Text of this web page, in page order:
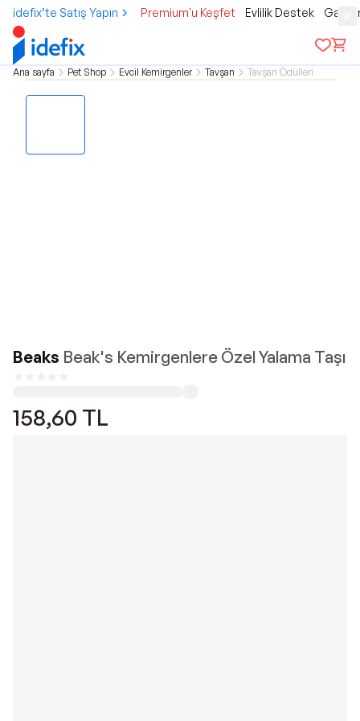
idefix’te Satış Yapın Premium'u Keşfet Evlilik Destek
Ana sayfa Pet Shop Evcil Kemirgenler Tavşan Tavşan Ödülleri
Beaks Beak's Kemirgenlere Özel Yalama Taşı
158,60 TL